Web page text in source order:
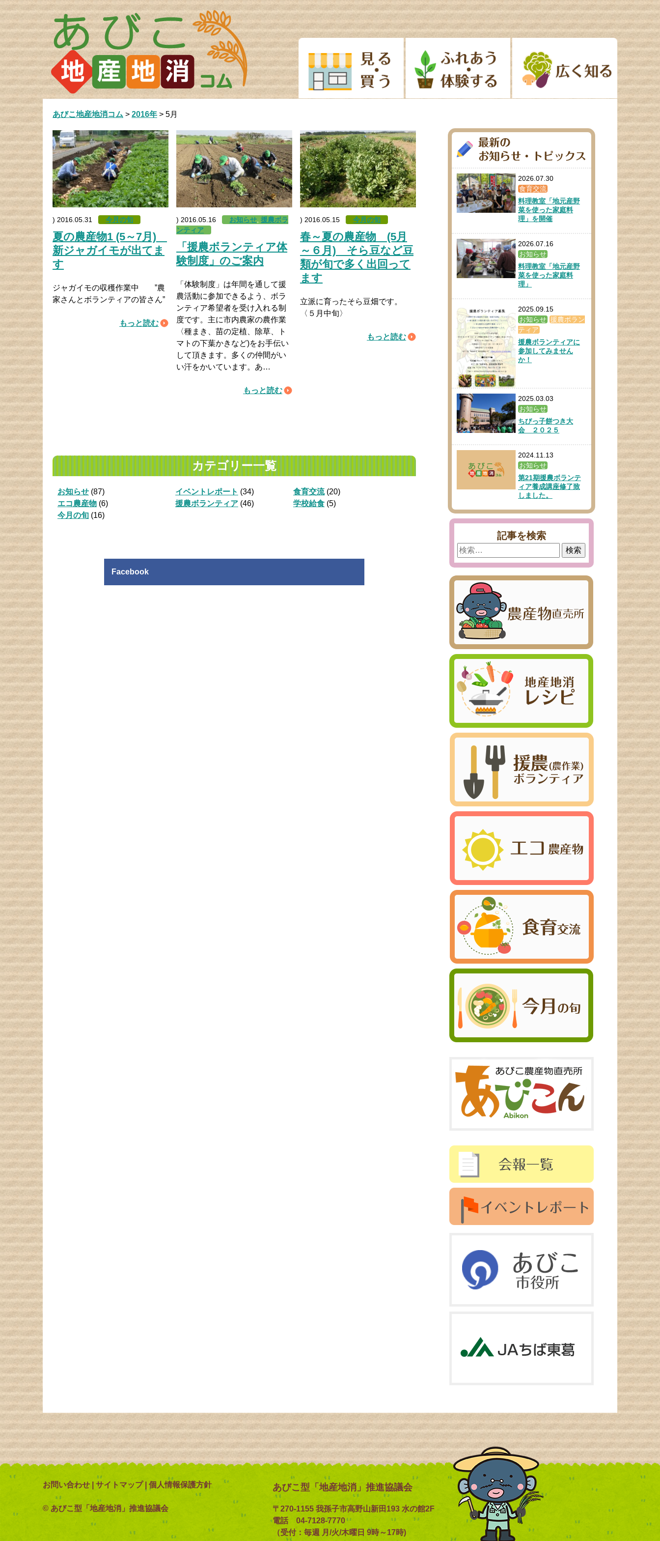
Skip
content
あびこ地産地消コム > 2016年 > 5月
) 2016.05.31 今月の旬
夏の農産物1 (5～7月)
新ジャガイモが出てま
す
ジャガイモの収穫作業中 ”農
家さんとボランティアの皆さん”
もっと読む
) 2016.05.16 お知らせ, 援農ボラ
ンティア
「援農ボランティア体
験制度」のご案内
「体験制度」は年間を通して援
農活動に参加できるよう、ボラ
ンティア希望者を受け入れる制
度です。主に市内農家の農作業
〈種まき、苗の定植、除草、ト
マトの下葉かきなど)をお手伝い
して頂きます。多くの仲間がい
い汗をかいています。あ…
もっと読む
) 2016.05.15 今月の旬
春～夏の農産物 (5月
～６月) そら豆など豆
類が旬で多く出回って
ます
立派に育ったそら豆畑です。
〈５月中旬〉
もっと読む
カテゴリー一覧
お知らせ (87) イベントレポート (34) 食育交流(20)
エコ農産物 (6) 援農ボランティア(46) 学校給食(5)
今月の旬 (16)
Facebook
2026.07.30
食育交流
料理教室「地元産野
菜を使った家庭料
理」を開催
2026.07.16
お知らせ
料理教室「地元産野
菜を使った家庭料
理」
2025.09.15
お知らせ 援農ボラン
ティア
援農ボランティアに
参加してみません
か！
2025.03.03
お知らせ
ちびっ子餅つき大
会 ２０２５
2024.11.13
お知らせ
第21期援農ボランテ
ィア養成講座修了致
しました。
記事を検索
検
索:
お問い合わせ サイトマップ| 個人情報保護方針
© あびこ型「地産地消」推進協議会
あびこ型「地産地消」推進協議会
〒270-1155 我孫子市高野山新田193 水の館2F
電話 04-7128-7770
（受付：毎週 月/火/木曜日 9時～17時)